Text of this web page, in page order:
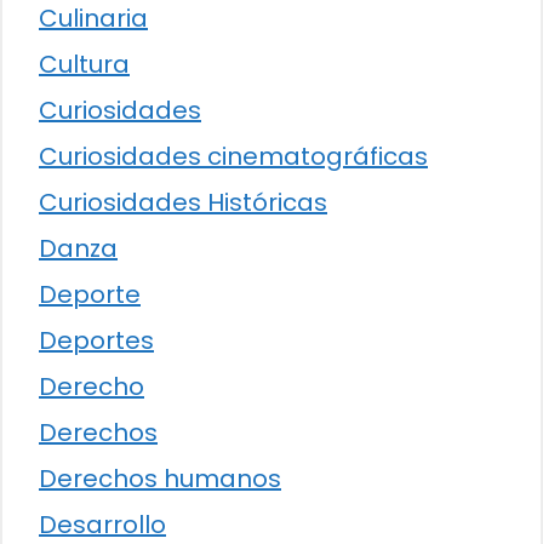
Culinaria
Cultura
Curiosidades
Curiosidades cinematográficas
Curiosidades Históricas
Danza
Deporte
Deportes
Derecho
Derechos
Derechos humanos
Desarrollo